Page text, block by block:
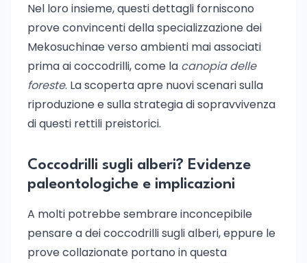
Nel loro insieme, questi dettagli forniscono
prove convincenti della specializzazione dei
Mekosuchinae verso ambienti mai associati
prima ai coccodrilli, come la canopia delle
foreste. La scoperta apre nuovi scenari sulla
riproduzione e sulla strategia di sopravvivenza
di questi rettili preistorici.
Coccodrilli sugli alberi? Evidenze
paleontologiche e implicazioni
A molti potrebbe sembrare inconcepibile
pensare a dei coccodrilli sugli alberi, eppure le
prove collazionate portano in questa